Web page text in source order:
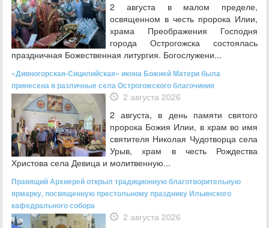
2 августа в малом пределе,
освященном в честь пророка Илии,
храма Преображения Господня
города Острогожска состоялась
праздничная Божественная литургия. Богослужени...
«Дивногорская-Сицилийская» икона Божией Матери была
принесена в различные села Острогожского благочиния
2 августа 2026
2 августа, в день памяти святого
пророка Божия Илии, в храм во имя
святителя Николая Чудотворца села
Урыв, храм в честь Рождества
Христова села Девица и молитвенную...
Правящий Архиерей открыл традиционную благотворительную
ярмарку, посвященную престольному празднику Ильинского
кафедрального собора
2 августа 2026